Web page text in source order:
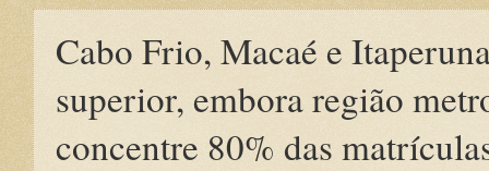
Cabo Frio, Macaé e
superior, embora região
concentre 80% das